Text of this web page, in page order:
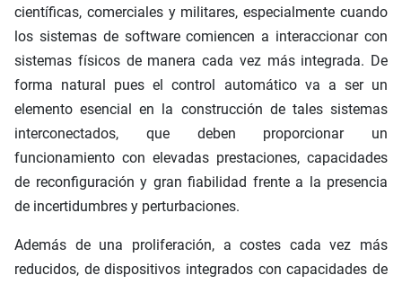
científicas, comerciales y militares, especialmente cuando
los sistemas de software comiencen a interaccionar con
sistemas físicos de manera cada vez más integrada. De
forma natural pues el control automático va a ser un
elemento esencial en la construcción de tales sistemas
interconectados, que deben proporcionar un
funcionamiento con elevadas prestaciones, capacidades
de reconfiguración y gran fiabilidad frente a la presencia
de incertidumbres y perturbaciones.
Además de una proliferación, a costes cada vez más
reducidos, de dispositivos integrados con capacidades de